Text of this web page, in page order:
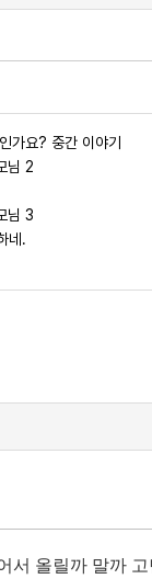
가요? 중간 이야기
님 2
님 3
네.
서 올릴까 말까